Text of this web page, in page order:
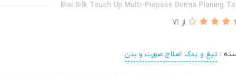
Biol Silk Touch Up Multi-Purpose Derma Planing
از 71
:تیغ و یدک اصلاح صورت و بدن